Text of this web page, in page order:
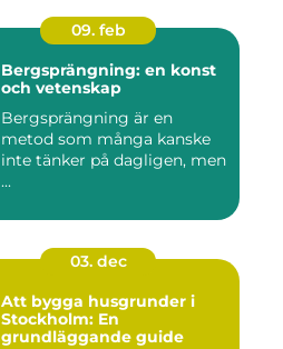
09. feb
Bergsprängning: en konst
och vetenskap
Bergsprängning är en
metod som många kanske
inte tänker på dagligen, men
...
03. dec
Att bygga husgrunder i
Stockholm: En
grundläggande guide